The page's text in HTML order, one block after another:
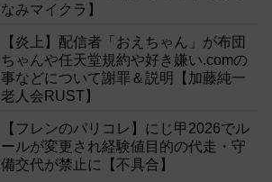
なみマイクラ】
【炎上】配信者「おえちゃん」が布団
ちゃんや任天堂規約や好き嫌い.comの
事などについて謝罪＆説明【加藤純一
老人会RUST】
【フレンのパリコレ】にじ甲2026でル
ールが変更され経験値目的の代走・守
備交代が禁止に【不具合】